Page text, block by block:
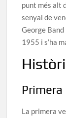
punt més alt
senyal de
George
1955 i s’ha
La primera